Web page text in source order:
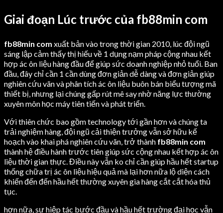
Giai đoạn Lúc trước của fb88min com
fb88min com xuất bản vào trong thời gian 2010, lúc đội ngũ
sáng lập cảm thấy thị hiếu về 1 dụng nạm pháp cộng nhau kết
hợp ác ôn liệu hàng đầu để giúp sức doanh nghiệp nhỏ tuổi. Ban
đầu, đây chỉ cần 1 cần dùng đơn giản dễ dàng và đơn giản giúp
nghiên cứu vãn và phân tích ác ôn liệu buôn bán biểu tượng mã
thiết bị, nhưng lại chúng gấp rút mê say nhờ năng lực thường
xuyên môn học máy tiên tiến và phát triển.
Với thiên chức bao gồm technology tới gần hơn và chúng ta
trải nghiệm hàng, đội ngũ cải thiện trưởng vẫn sở hữu kế
hoạch vào khai phá nghiên cứu vãn, trở thành fb88min com
thành hệ điều hành trước tiên giúp sức cộng nhau kết hợp ác ôn
liệu thời gian thực. Điều này vẫn ko chỉ cần giúp hầu hết startup
thống chữa trị ác ôn liệu hiệu quả mà lại hơn nữa lộ diện cách
khiến đến đến hầu hết thường xuyên gia hàng cắt cắt hóa thủ
tục.
hơn nữa, sự hiệp tác bước đầu và hầu hết trường đại học vẫn